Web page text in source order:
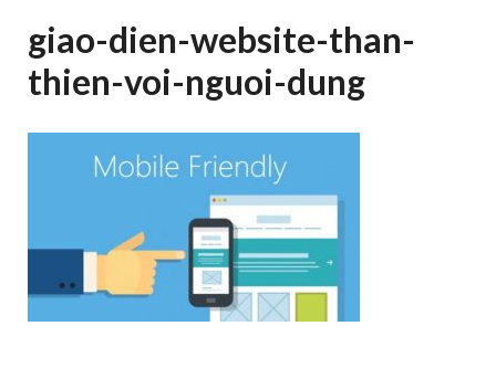
giao-dien-website-than-
thien-voi-nguoi-dung